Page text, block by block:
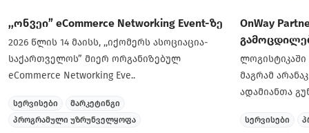
,,ონვეი” eCommerce Networking Event-ზე
2026 წლის 14 მაისს, ,,იქომერს ასოციაცია-
საქართველოს” მიერ ორგანიზებულ
eCommerce Networking Eve..
სერვისები
მარკეტინგი
პროგრამული უზრუნველყოფა
OnWay
ლოგისტიკაში
მაგრამ
ადამიანთა
სერვისები